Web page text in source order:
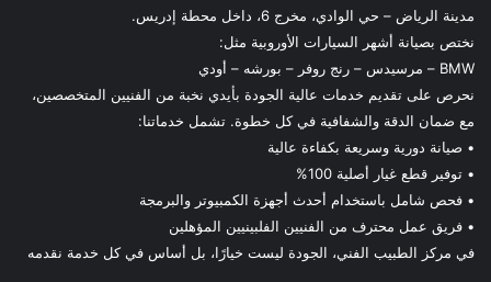
مدينة الرياض – حي الوادي، مخرج 6، داخل محطة إدريس.
نختص بصيانة أشهر السيارات الأوروبية مثل:
BMW – مرسيدس – رنج روفر – بورشه – أودي
نحرص على تقديم خدمات عالية الجودة بأيدي نخبة من الفنيين المتخصصين،
مع ضمان الدقة والشفافية في كل خطوة. تشمل خدماتنا:
• صيانة دورية وسريعة بكفاءة عالية
• توفير قطع غيار أصلية 100%
• فحص شامل باستخدام أحدث أجهزة الكمبيوتر والبرمجة
• فريق عمل محترف من الفنيين الفلبينيين المؤهلين
في مركز الطبيب الفني، الجودة ليست خيارًا، بل أساس في كل خدمة نقدمه